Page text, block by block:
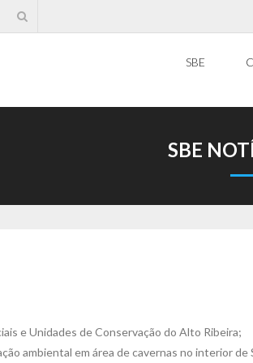
SBE
SBE
e Unidades de Conservação do Alto Ribeira;
ambiental em área de cavernas no interior de